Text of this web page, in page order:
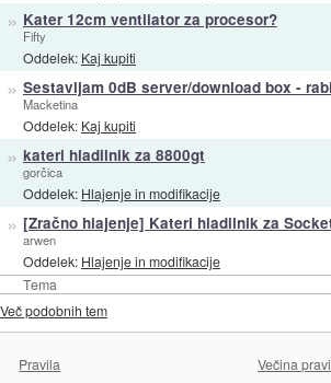
Tema
» Kater 12cm ventilator za procesor?
Fifty
Oddelek: Kaj kupiti
» Sestavljam 0dB server/download box -
Macketina
Oddelek: Kaj kupiti
» kateri hladilnik za 8800gt
gorčica
Oddelek: Hlajenje in modifikacije
» [Zračno hlajenje] Kateri hladilnik za
arwen
Oddelek: Hlajenje in modifikacije
Več podobnih tem
Pravila Večina